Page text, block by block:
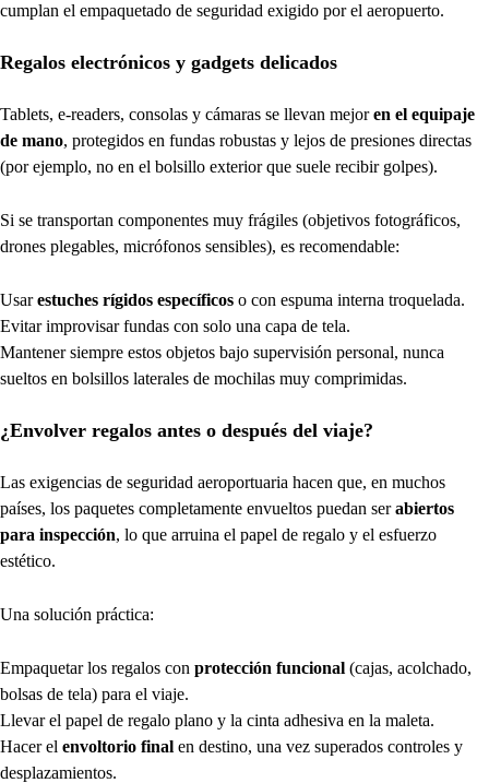
cumplan el empaquetado de seguridad exigido por el aeropuerto.
Regalos electrónicos y gadgets delicados
Tablets, e-readers, consolas y cámaras se llevan mejoren el equipaje
de mano, protegidos en fundas robustas y lejos de presiones directas
(por ejemplo, no en el bolsillo exterior que suele recibir golpes).
Si se transportan componentes muy frágiles (objetivos fotográficos,
drones plegables, micrófonos sensibles), es recomendable:
Usarestuches rígidos específicos o con espuma interna troquelada.
Evitar improvisar fundas con solo una capa de tela.
Mantener siempre estos objetos bajo supervisión personal, nunca
sueltos en bolsillos laterales de mochilas muy comprimidas.
¿Envolver regalos antes o después del viaje?
Las exigencias de seguridad aeroportuaria hacen que, en muchos
países, los paquetes completamente envueltos puedan serabiertos
para inspección, lo que arruina el papel de regalo y el esfuerzo
estético.
Una solución práctica:
Empaquetar los regalos con protección funcional (cajas, acolchado,
bolsas de tela) para el viaje.
Llevar el papel de regalo plano y la cinta adhesiva en la maleta.
Hacer el envoltorio final en destino, una vez superados controles y
desplazamientos.